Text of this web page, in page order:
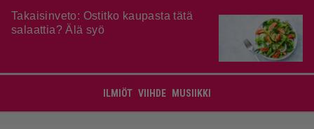
Takaisinveto: Ostitko kaupasta tätä
salaattia? Älä syö
ILMIÖT VIIHDE MUSIIKKI